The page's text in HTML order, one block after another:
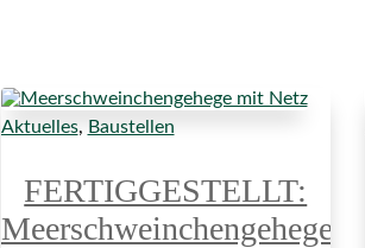
Aktuelles, Baustellen
FERTIGGESTELLT:
Meerschweinchengehege